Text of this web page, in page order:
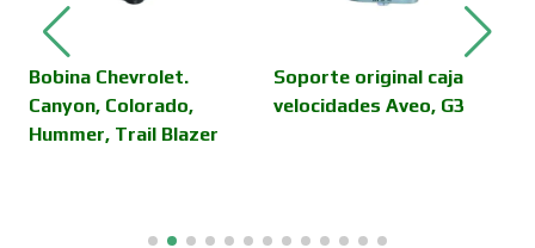
Cancelería de Aluminio
Capacitación
Bobina Chevrolet.
Canyon, Colorado,
Hummer, Trail Blazer
Soporte original caja
velocidades Aveo, G3